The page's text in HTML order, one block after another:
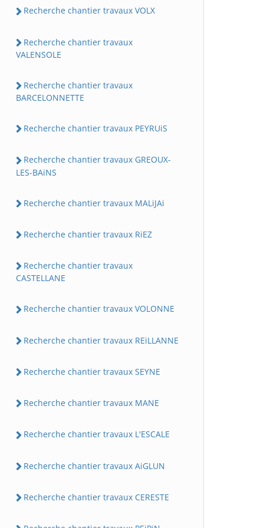
Recherche chantier travaux VOLX
Recherche chantier travaux
VALENSOLE
Recherche chantier travaux
BARCELONNETTE
Recherche chantier travaux PEYRUiS
Recherche chantier travaux GREOUX-
LES-BAiNS
Recherche chantier travaux MALiJAi
Recherche chantier travaux RiEZ
Recherche chantier travaux
CASTELLANE
Recherche chantier travaux VOLONNE
Recherche chantier travaux REiLLANNE
Recherche chantier travaux SEYNE
Recherche chantier travaux MANE
Recherche chantier travaux L'ESCALE
Recherche chantier travaux AiGLUN
Recherche chantier travaux CERESTE